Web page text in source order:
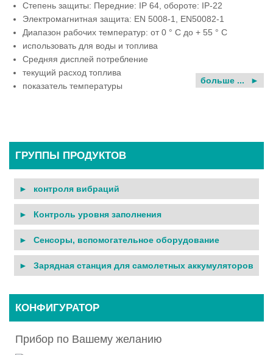
Степень защиты: Передние: IP 64, обороте: IP-22
Электромагнитная защита: EN 5008-1, EN50082-1
Диапазон рабочих температур: от 0 ° C до + 55 ° С
использовать для воды и топлива
Средняя дисплей потребление
текущий расход топлива
показатель температуры
больше ...
ГРУППЫ ПРОДУКТОВ
контроля вибраций
Контроль уровня заполнения
Сенсоры, вспомогательное оборудование
Зарядная станция для самолетных аккумуляторов
КОНФИГУРАТОР
Прибор по Вашему желанию